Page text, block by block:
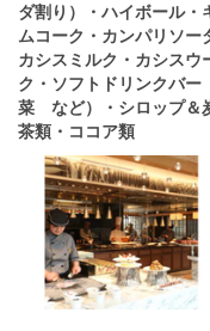
ダ割り）・ハイボール・
ムコーク・カンパリソー
カシスミルク・カシスウ
ク・ソフトドリンクバー
菜 など）・シロップ＆
茶類・ココア類